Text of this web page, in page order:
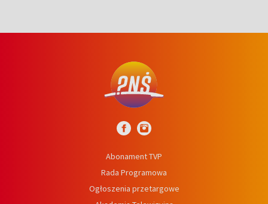
Abonament TVP
Rada Programowa
Ogłoszenia przetargowe